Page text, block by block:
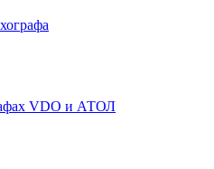
VDO и АТОЛ